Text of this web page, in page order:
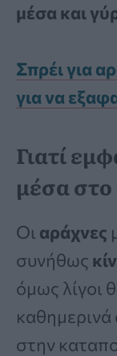
μέσα και
Σπρέι για
για να
Γιατί
μέσα στο
Οι αράχνες
συνήθως
όμως λίγοι
καθημερινά
στην